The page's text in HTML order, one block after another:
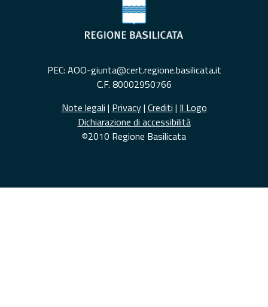
PEC: AOO-giunta@cert.regione.basilicata.it
C.F. 80002950766
Note legali | Privacy| Crediti | Il Logo
Dichiarazione di accessibilità
©2010 Regione Basilicata